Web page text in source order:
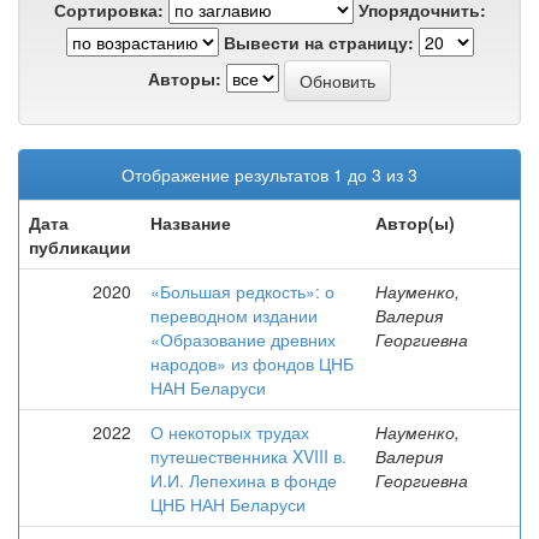
Сортировка:
Упорядочнить:
Вывести на страницу:
Авторы:
Отображение результатов 1 до 3 из 3
Дата
публикации
Название Автор(ы)
2020
«Большая редкость»: о
переводном издании
«Образование древних
народов» из фондов ЦНБ
НАН Беларуси
Науменко,
Валерия
Георгиевна
2022
О некоторых трудах
путешественника XVIII в.
И.И. Лепехина в фонде
ЦНБ НАН Беларуси
Науменко,
Валерия
Георгиевна